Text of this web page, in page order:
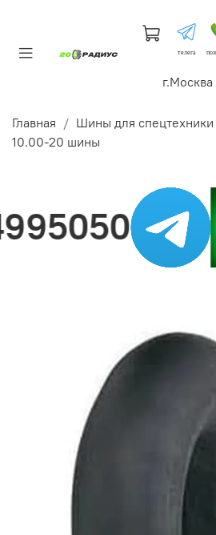
телега
г.Москва
Главная Шины для спецтехники
10.00-20 шины